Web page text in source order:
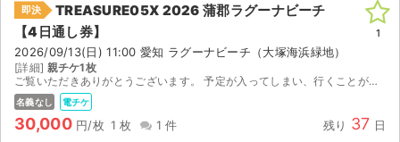
即決
TREASURE05X 2026 蒲郡ラグーナビーチ
【4日通し券】
2026/09/13(日) 11:00 愛知 ラグーナビーチ（大塚海浜緑地）
[詳細] 親チケ1枚
ご覧いただきありがとうございます。 予定が入ってしまい、行くことが難しいので出品させていただきます。 よろしくお願いします。
名義なし 電チケ
30,000 円/枚 1 枚 1 件 残り 37 日
1